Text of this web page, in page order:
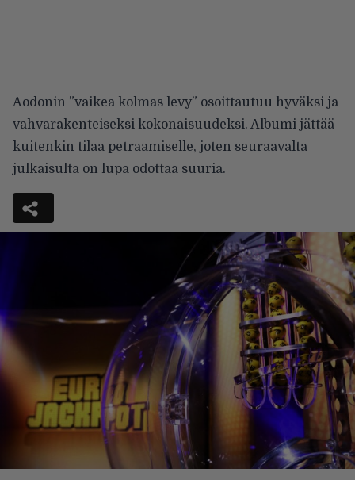
Aodonin ”vaikea kolmas levy” osoittautuu hyväksi ja
vahvarakenteiseksi kokonaisuudeksi. Albumi jättää
kuitenkin tilaa petraamiselle, joten seuraavalta
julkaisulta on lupa odottaa suuria.